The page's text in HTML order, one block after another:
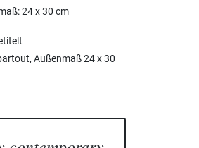
24 x 30 cm
Außenmaß 24 x 30